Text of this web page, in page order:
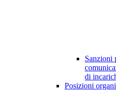
Sanzioni
di
Posizioni